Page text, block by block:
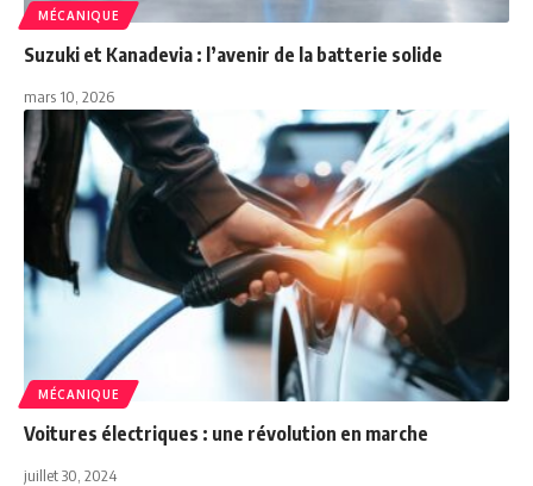
MÉCANIQUE
Suzuki et Kanadevia : l’avenir de la batterie solide
mars 10, 2026
MÉCANIQUE
Voitures électriques : une révolution en marche
juillet 30, 2024